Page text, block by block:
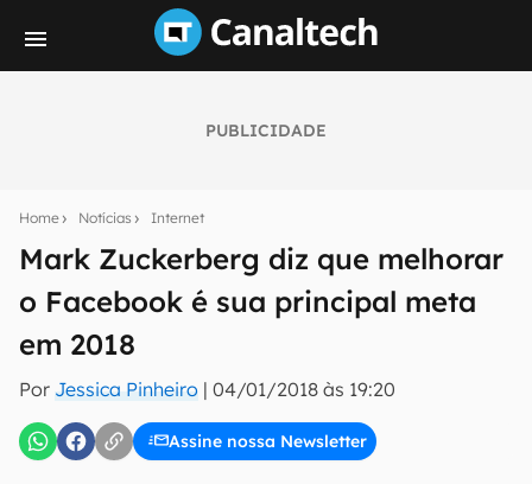
PUBLICIDADE
Home Notícias Internet
Mark Zuckerberg diz que melhorar
o Facebook é sua principal meta
em 2018
Por Jessica Pinheiro | 04/01/2018 às 19:20
Assine nossa Newsletter
notícias e reviews sobre tecnologia em primeira
mão.
E-mail
inscreva-se